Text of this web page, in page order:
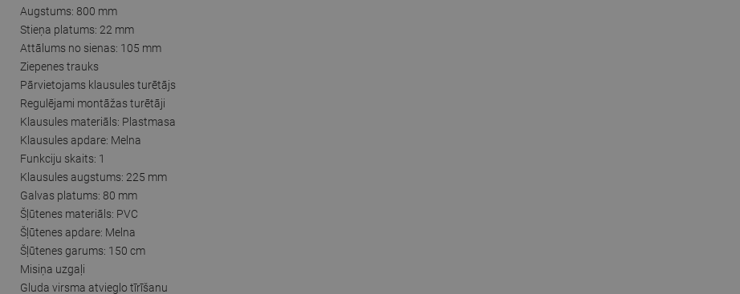
Augstums: 800 mm
Stieņa platums: 22 mm
Attālums no sienas: 105 mm
Ziepenes trauks
Pārvietojams klausules turētājs
Regulējami montāžas turētāji
Klausules materiāls: Plastmasa
Klausules apdare: Melna
Funkciju skaits: 1
Klausules augstums: 225 mm
Galvas platums: 80 mm
Šļūtenes materiāls: PVC
Šļūtenes apdare: Melna
Šļūtenes garums: 150 cm
Misiņa uzgaļi
Gluda virsma atvieglo tīrīšanu